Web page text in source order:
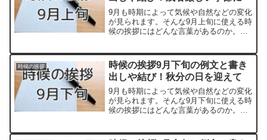
9月も時期によって気候や自然などの変化
が見られます。そんな9月上旬に使える時
候の挨拶にはどんな言葉があるのか。
方で和文調の柔らかい言い回しもあり、
季節の動植物の様子を取...
時候の挨拶
時候の挨拶9月下旬の例文と書き
出しや結び！秋分の日を迎えて
9月も時期によって気候や自然などの変化
が見られます。そんな9月下旬に使える時
候の挨拶にはどんな言葉があるのか。